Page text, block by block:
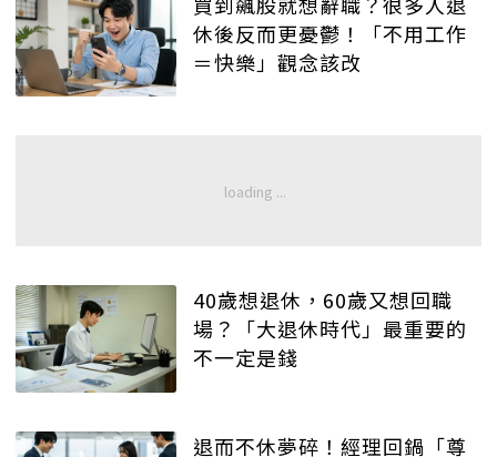
休後反而更憂鬱！「不用工作
＝快樂」觀念該改
40歲想退休，60歲又想回職
場？「大退休時代」最重要的
不一定是錢
退而不休夢碎！經理回鍋「尊